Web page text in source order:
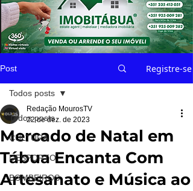
Post Registre-se
Todos posts
CULTURA
DESPORTO
BOMBEIROS
Todos posts
Mercado de Natal em
Tábua Encanta Com
Artesanato e Música ao
Redação MourosTV
22 de dez. de 2023